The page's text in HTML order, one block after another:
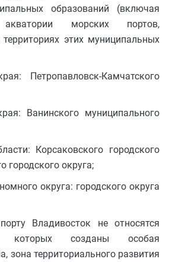
образований (включая
морских портов,
этих муниципальных
Петропавловск-Камчатского
Ванинского муниципального
Корсаковского городского
городского округа;
округа: городского округа
Владивосток не относятся
которых созданы особая
зона территориального развития